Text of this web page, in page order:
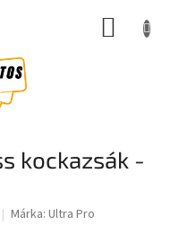
KOSÁR
kockazsák -
Márka: Ultra Pro